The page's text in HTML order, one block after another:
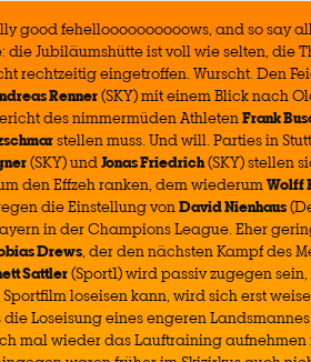
good fehelloooooooooows, and so say
die Jubiläumshütte ist voll wie selten, die
rechtzeitig eingetroffen. Wurscht. Den
Renner(SKY) mit einem Blick nach
des nimmermüden AthletenFrank
stellen muss. Und will. Parties in
(SKY) undJonas Friedrich(SKY) stellen
den Effzeh ranken, dem wiederumWolff
die Einstellung vonDavid Nienhaus
in der Champions League. Eher
Drews, der den nächsten Kampf des
Sattler(Sport1) wird passiv zugegen
loseisen kann, wird sich erst
Loseisung eines engeren
mal wieder das Lauftraining aufnehmen